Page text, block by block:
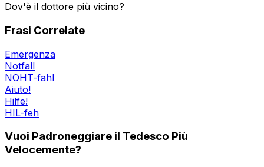
Dov'è il dottore più vicino?
Frasi Correlate
Emergenza
Notfall
NOHT-fahl
Aiuto!
Hilfe!
HIL-feh
Vuoi Padroneggiare il Tedesco Più
Velocemente?